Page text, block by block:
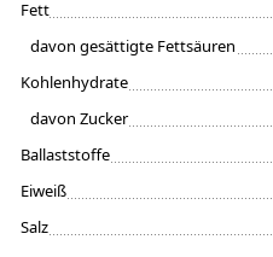
Fett
davon gesättigte Fettsäuren
Kohlenhydrate
davon Zucker
Ballaststoffe
Eiweiß
Salz